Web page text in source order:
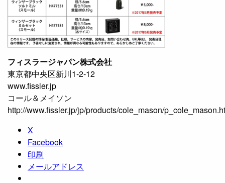
フィスラージャパン株式会社
東京都中央区新川1-2-12
www.fissler.jp
コール＆メイソン
http://www.fissler.jp/jp/products/cole_mason/
X
Facebook
印刷
メールアドレス